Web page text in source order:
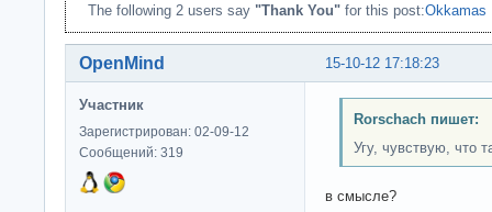
The following 2 users say "Thank You" for this post:Okkamas
15-10-12 17:18:23
OpenMind
Участник
Зарегистрирован: 02-09-12
Сообщений: 319
Rorschach пишет:
Угу, чувствую, что
в смысле?